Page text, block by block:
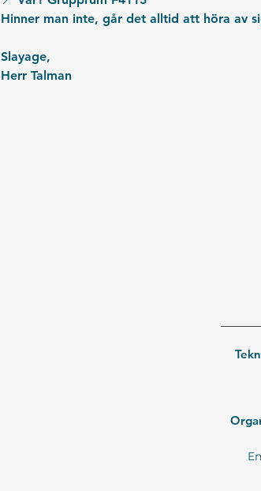
Hinner man inte, går det alltid att höra av
Slayage,
Herr Talman